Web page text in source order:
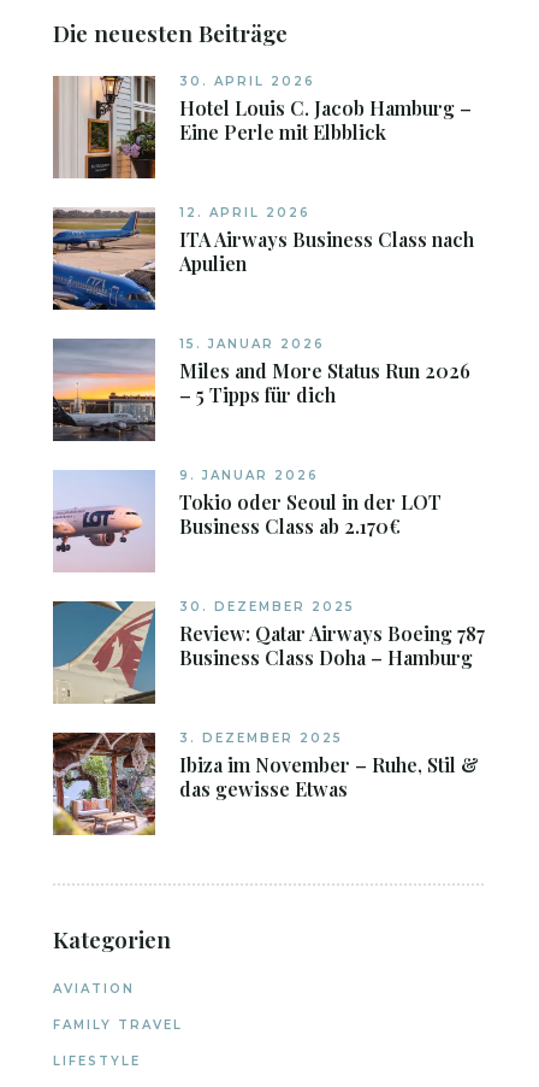
Die neuesten Beiträge
30. APRIL 2026
Hotel Louis C. Jacob Hamburg –
Eine Perle mit Elbblick
12. APRIL 2026
ITA Airways Business Class nach
Apulien
15. JANUAR 2026
Miles and More Status Run 2026
– 5 Tipps für dich
9. JANUAR 2026
Tokio oder Seoul in der LOT
Business Class ab 2.170€
30. DEZEMBER 2025
Review: Qatar Airways Boeing 787
Business Class Doha – Hamburg
3. DEZEMBER 2025
Ibiza im November – Ruhe, Stil &
das gewisse Etwas
Kategorien
AVIATION
FAMILY TRAVEL
LIFESTYLE